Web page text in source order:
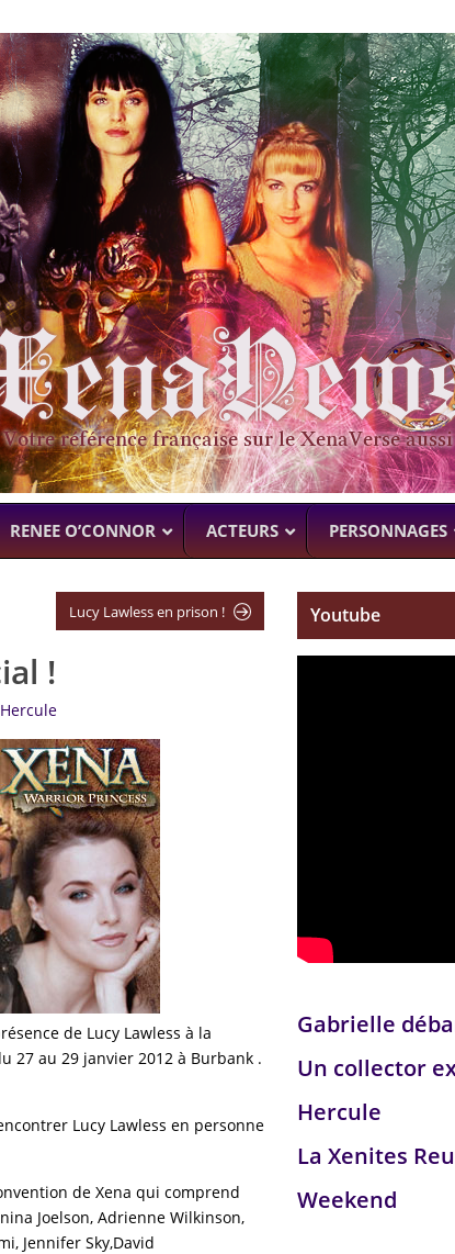
RENEE O’CONNOR ACTEURS
ACTUELLEMENT
BUTCHER)
PROCHAINEMENT
PERSONNAGES
Lucy Lawless en prison !
!
de Lucy Lawless à la
27 au 29 janvier 2012 à Burbank .
Lucy Lawless en personne
de Xena qui comprend
Joelson, Adrienne Wilkinson,
Jennifer Sky,David
Youtube
Gabrielle
Un collector
Hercule
La Xenites
Weekend